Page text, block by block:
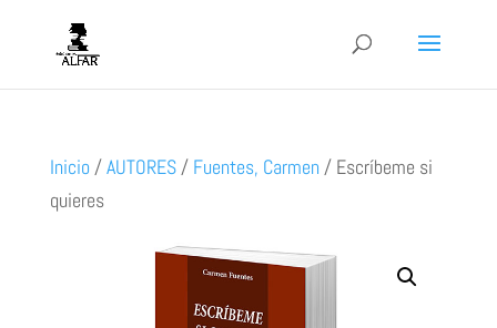
Inicio /AUTORES/ Fuentes, Carmen / Escríbeme si
quieres